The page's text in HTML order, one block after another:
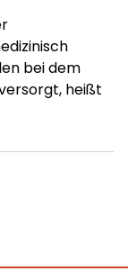
bei dem
heißt